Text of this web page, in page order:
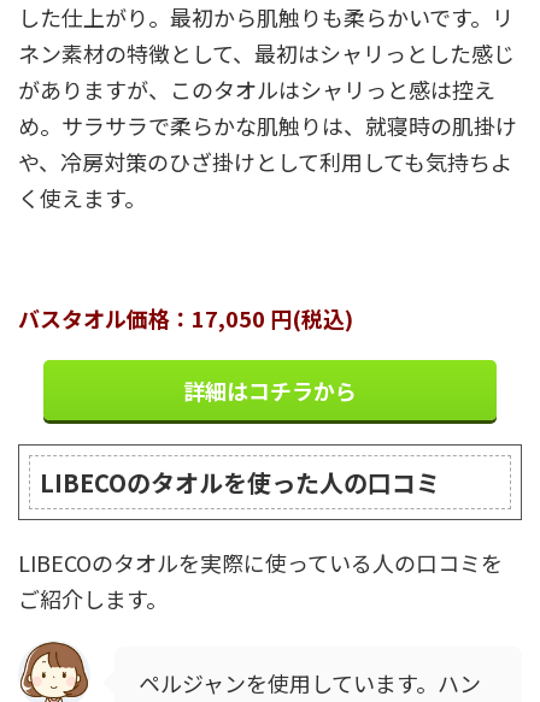
した仕上がり。最初から肌触りも柔らかいです。リ
ネン素材の特徴として、最初はシャリっとした感じ
がありますが、このタオルはシャリっと感は控え
め。サラサラで柔らかな肌触りは、就寝時の肌掛け
や、冷房対策のひざ掛けとして利用しても気持ちよ
く使えます。
バスタオル価格：17,050 円(税込)
詳細はコチラから
LIBECOのタオルを使った人の口コミ
LIBECOのタオルを実際に使っている人の口コミを
ご紹介します。
ペルジャンを使用しています。ハン